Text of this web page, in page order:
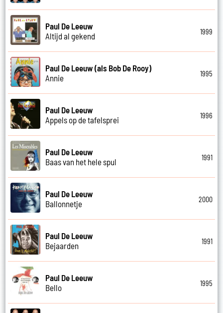
Paul De Leeuw
Altijd al gekend
1999
Paul De Leeuw (als Bob De Rooy)
Annie
1995
Paul De Leeuw
Appels op de tafelsprei
1996
Paul De Leeuw
Baas van het hele spul
1991
Paul De Leeuw
Ballonnetje
2000
Paul De Leeuw
Bejaarden
1991
Paul De Leeuw
Bello
1995